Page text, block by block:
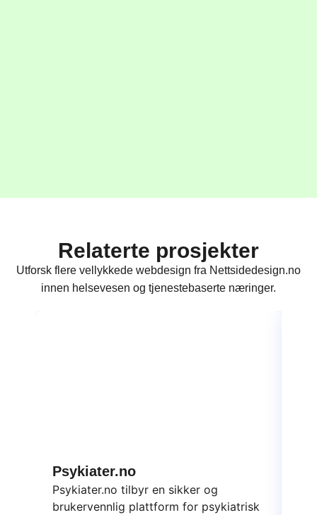
Relaterte prosjekter
Utforsk flere vellykkede webdesign fra Nettsidedesign.no
innen helsevesen og tjenestebaserte næringer.
Psykiater.no
Psykiater.no tilbyr en sikker og
brukervennlig plattform for psykiatrisk